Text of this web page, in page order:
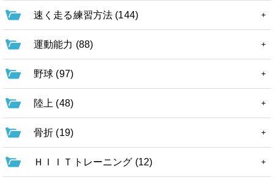
速く走る練習方法 (144)
運動能力 (88)
野球 (97)
陸上 (48)
骨折 (19)
ＨＩＩＴトレーニング (12)